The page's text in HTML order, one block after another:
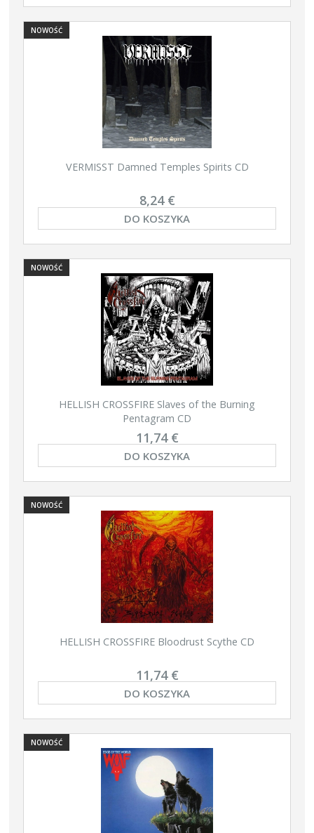
VERMISST Damned Temples Spirits CD
8,24 €
DO KOSZYKA
NOWOŚĆ
HELLISH CROSSFIRE Slaves of the Burning
Pentagram CD
11,74 €
DO KOSZYKA
NOWOŚĆ
HELLISH CROSSFIRE Bloodrust Scythe CD
11,74 €
DO KOSZYKA
NOWOŚĆ
NOWOŚĆ